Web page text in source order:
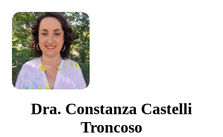
Dra. Constanza Castelli
Troncoso